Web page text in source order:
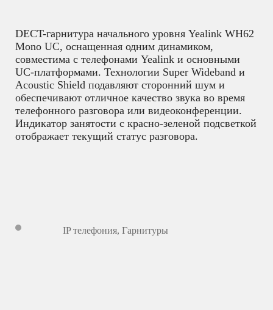
DECT-гарнитура начального уровня Yealink WH62
Mono UC, оснащенная одним динамиком,
совместима с телефонами Yealink и основными
UC-платформами. Технологии Super Wideband и
Acoustic Shield подавляют сторонний шум и
обеспечивают отличное качество звука во время
телефонного разговора или видеоконференции.
Индикатор занятости с красно-зеленой подсветкой
отображает текущий статус разговора.
IP телефония, Гарнитуры